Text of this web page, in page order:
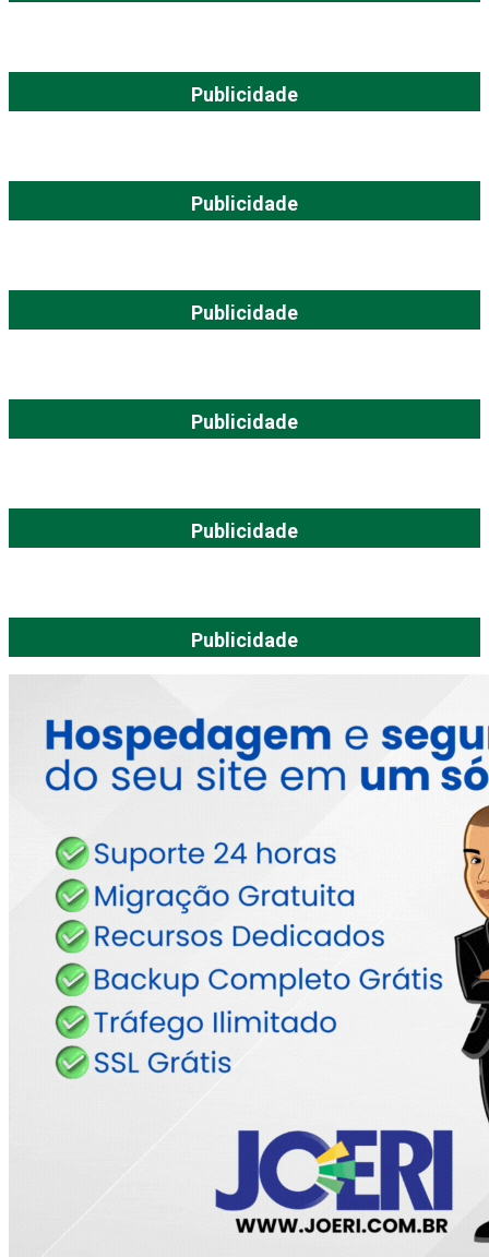
Publicidade
Publicidade
Publicidade
Publicidade
Publicidade
Publicidade